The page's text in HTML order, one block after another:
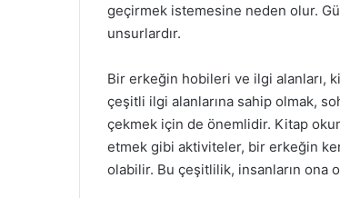
geçirmek istemesine neden olur.
unsurlardır.
Bir erkeğin hobileri ve ilgi alanları,
çeşitli ilgi alanlarına sahip olmak,
çekmek için de önemlidir. Kitap
etmek gibi aktiviteler, bir erkeğin
olabilir. Bu çeşitlilik, insanların ona